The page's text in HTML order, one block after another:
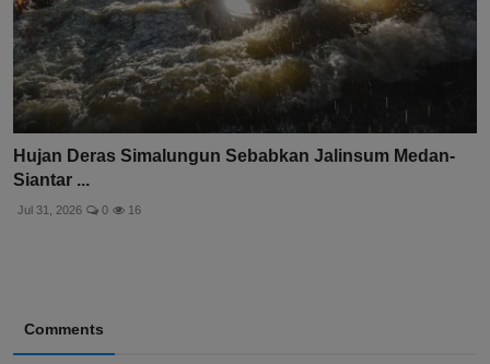
Hujan Deras Simalungun Sebabkan Jalinsum Medan-
Siantar ...
Jul 31, 2026 0 16
Comments